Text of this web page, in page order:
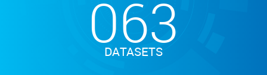
063
DATASETS